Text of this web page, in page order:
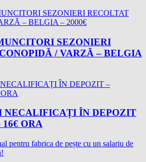
SEZONIERI
/ VARZĂ – BELGIA
NECALIFICAȚI ÎN DEPOZIT
ORA